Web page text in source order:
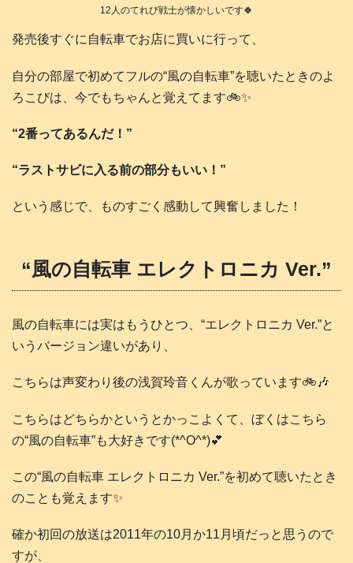
12人のてれび戦士が懐かしいです🍀
発売後すぐに自転車でお店に買いに行って、
自分の部屋で初めてフルの“風の自転車”を聴いたときのよ
ろこびは、今でもちゃんと覚えてます🚲️✨
“2番ってあるんだ！”
“ラストサビに入る前の部分もいい！”
という感じで、ものすごく感動して興奮しました！
“風の自転車 エレクトロニカ Ver.”
風の自転車には実はもうひとつ、“エレクトロニカ Ver.”と
いうバージョン違いがあり、
こちらは声変わり後の浅賀玲音くんが歌っています🚲️🎶
こちらはどちらかというとかっこよくて、ぼくはこちら
の“風の自転車”も大好きです(*^O^*)💕
この“風の自転車 エレクトロニカ Ver.”を初めて聴いたとき
のことも覚えます✨
確か初回の放送は2011年の10月か11月頃だっと思うので
すが、